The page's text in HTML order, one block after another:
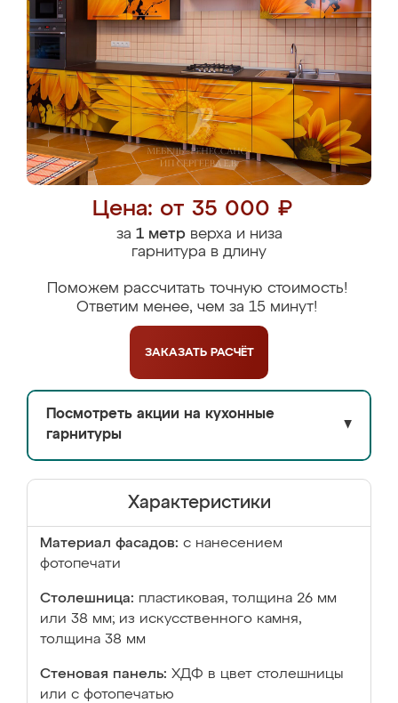
Цена: от 35 000 ₽
за 1 метрверха и низа
гарнитура в длину
Поможем рассчитать точную стоимость!
Ответим менее, чем за 15 минут!
ЗАКАЗАТЬ РАСЧЁТ
Посмотреть акции на кухонные
гарнитуры
▼
Характеристики
Материал фасадов: с нанесением
фотопечати
Столешница: пластиковая, толщина 26 мм
или 38 мм; из искусственного камня,
толщина 38 мм
Стеновая панель: ХДФ в цвет столешницы
или с фотопечатью